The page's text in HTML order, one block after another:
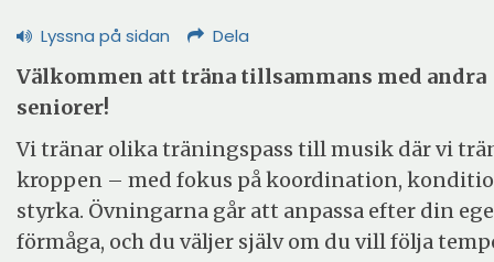
Lyssna på sidan Dela
Välkommen att träna tillsammans med andra
seniorer!
Vi tränar olika träningspass till musik där vi
kroppen – med fokus på koordination,
styrka. Övningarna går att anpassa efter din
förmåga, och du väljer själv om du vill följa